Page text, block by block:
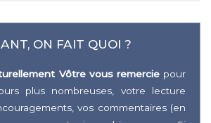
ON FAIT QUOI ?
Vôtre vous remerciepour
plus nombreuses, votre lecture
vos commentaires (en